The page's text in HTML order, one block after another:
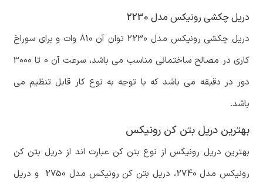
دریل چکشی رونیکس مدل 2230
دریل چکشی رونیکس مدل 2230 توان آن 810 وات و برای سوراخ
کاری در مصالح ساختمانی مناسب می باشد، سرعت آن 0 تا 3000
دور در دقیقه می باشد که با توجه به نوع کار قابل تنظیم می
باشد.
بهترین دریل بتن کن رونیکس
بهترین دریل رونیکس از نوع بتن کن عبارت اند از دریل بتن کن
رونیکس مدل 2740، دریل بتن کن رونیکس مدل 2750 و دریل